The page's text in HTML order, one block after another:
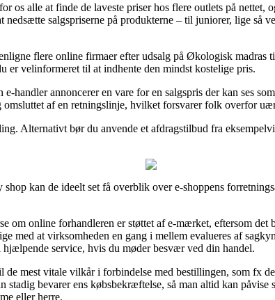
os alle at finde de laveste priser hos flere outlets på
nedsætte salgspriserne på produkterne – til juniorer, lige så
flere online firmaer efter udsalg på Økologisk madras
er velinformeret til at indhente den mindst kostelige pris.
handler annoncerer en vare for en salgspris der kan ses
af en retningslinje, hvilket forsvarer folk overfor
Alternativt bør du anvende et afdragstilbud fra
kan de ideelt set få overblik over e-shoppens
om online forhandleren er støttet af e-mærket, eftersom
med at virksomheden en gang i mellem evalueres af
service, hvis du møder besvær ved din handel.
de mest vitale vilkår i forbindelse med bestillingen, som fx
stadig bevarer ens købsbekræftelse, så man altid kan
eller herre.